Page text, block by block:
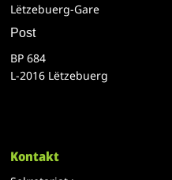
Lëtzebuerg-Gare
Post
BP 684
L-2016 Lëtzebuerg
Kontakt